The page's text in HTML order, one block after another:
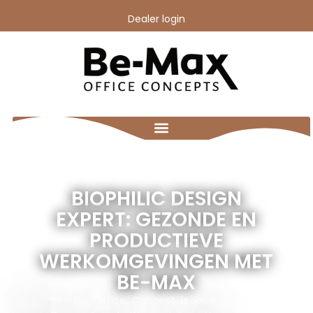
Dealer login
BIOPHILIC DESIGN
EXPERT: GEZONDE EN
PRODUCTIEVE
WERKOMGEVINGEN MET
BE-MAX​
Be-Max Office Concept is jouw Biophilic